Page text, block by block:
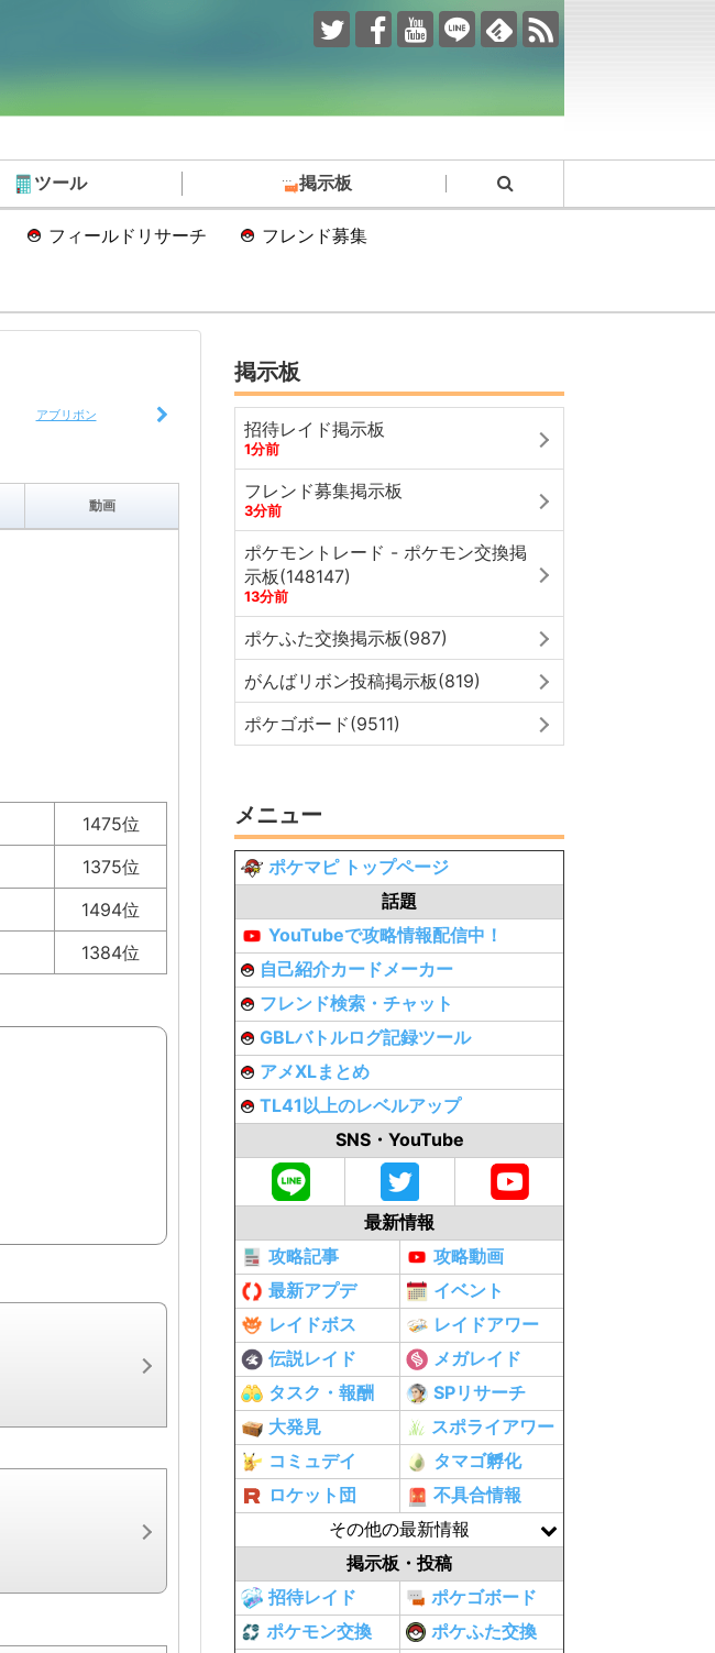
ツール 掲示板
フィールドリサーチ フレンド募集
アブリボン
動画
1475位
1375位
1494位
1384位
掲示板
招待レイド掲示板
1分前
フレンド募集掲示板
3分前
ポケモントレード - ポケモン交換掲
示板(148147)
13分前
ポケふた交換掲示板(987)
がんばリボン投稿掲示板(819)
ポケゴボード(9511)
メニュー
ポケマピ トップページ
話題
YouTubeで攻略情報配信中！
自己紹介カードメーカー
フレンド検索・チャット
GBLバトルログ記録ツール
アメXLまとめ
TL41以上のレベルアップ
SNS・YouTube
最新情報
攻略記事
攻略動画
最新アプデ
イベント
レイドボス
レイドアワー
伝説レイド
メガレイド
タスク・報酬
SPリサーチ
大発見
スポライアワー
コミュデイ
タマゴ孵化
ロケット団
不具合情報
その他の最新情報
掲示板・投稿
招待レイド
ポケゴボード
ポケモン交換
ポケふた交換